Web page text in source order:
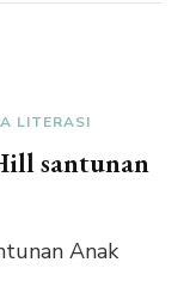
LITERASI
santunan
Anak